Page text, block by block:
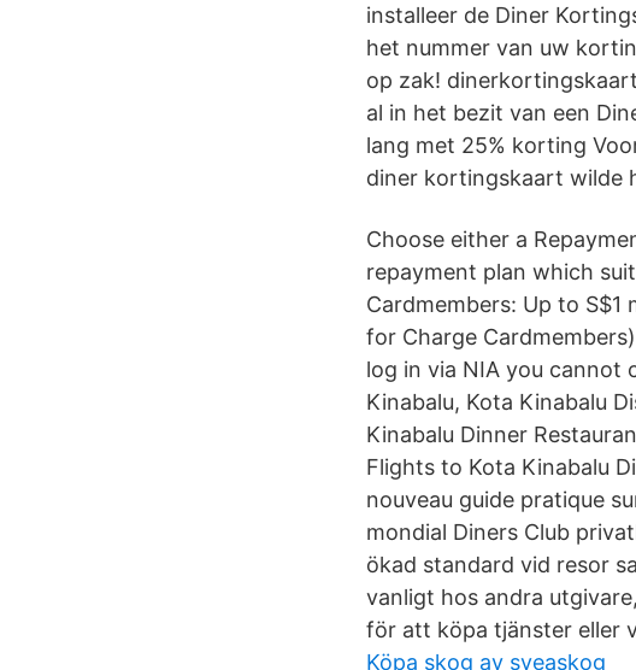
installeer de Diner
het nummer van uw
op zak!
al in het bezit van een
lang met 25% korting
diner kortingskaart wilde
Choose either a
repayment plan which
Cardmembers: Up to
for Charge
log in via NIA you cannot
Kinabalu, Kota Kinabalu
Kinabalu Dinner
Flights to Kota Kinabalu
nouveau guide pratique
mondial Diners Club
ökad standard vid resor
vanligt hos andra
för att köpa tjänster eller
Köpa skog av sveaskog